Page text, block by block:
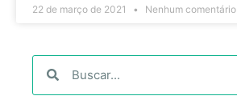
22 de março de 2021 Nenhum comentário